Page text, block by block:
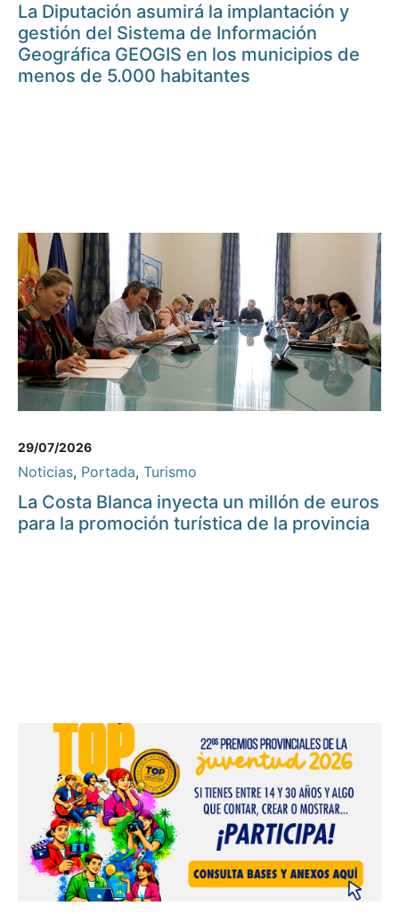
La Diputación asumirá la implantación y
gestión del Sistema de Información
Geográfica GEOGIS en los municipios de
menos de 5.000 habitantes
29/07/2026
Noticias, Portada, Turismo
La Costa Blanca inyecta un millón de euros
para la promoción turística de la provincia